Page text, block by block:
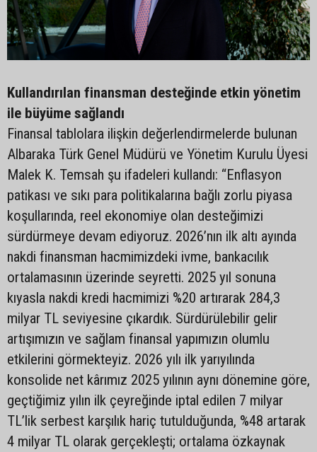
Kullandırılan finansman desteğinde etkin yönetim
ile büyüme sağlandı
Finansal tablolara ilişkin değerlendirmelerde bulunan
Albaraka Türk Genel Müdürü ve Yönetim Kurulu Üyesi
Malek K. Temsah şu ifadeleri kullandı: “Enflasyon
patikası ve sıkı para politikalarına bağlı zorlu piyasa
koşullarında, reel ekonomiye olan desteğimizi
sürdürmeye devam ediyoruz. 2026’nın ilk altı ayında
nakdi finansman hacmimizdeki ivme, bankacılık
ortalamasının üzerinde seyretti. 2025 yıl sonuna
kıyasla nakdi kredi hacmimizi %20 artırarak 284,3
milyar TL seviyesine çıkardık. Sürdürülebilir gelir
artışımızın ve sağlam finansal yapımızın olumlu
etkilerini görmekteyiz. 2026 yılı ilk yarıyılında
konsolide net kârımız 2025 yılının aynı dönemine göre,
geçtiğimiz yılın ilk çeyreğinde iptal edilen 7 milyar
TL’lik serbest karşılık hariç tutulduğunda, %48 artarak
4 milyar TL olarak gerçekleşti; ortalama özkaynak